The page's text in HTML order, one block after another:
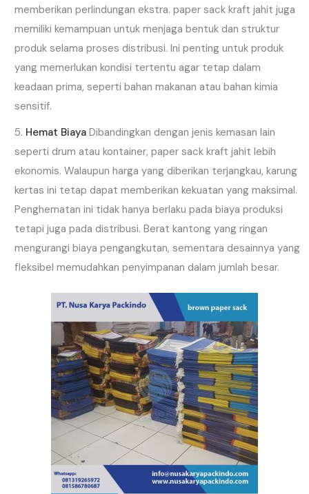
memberikan perlindungan ekstra. paper sack kraft jahit juga
memiliki kemampuan untuk menjaga bentuk dan struktur
produk selama proses distribusi. Ini penting untuk produk
yang memerlukan kondisi tertentu agar tetap dalam
keadaan prima, seperti bahan makanan atau bahan kimia
sensitif.
Hemat Biaya Dibandingkan dengan jenis kemasan lain
seperti drum atau kontainer, paper sack kraft jahit lebih
ekonomis. Walaupun harga yang diberikan terjangkau, karung
kertas ini tetap dapat memberikan kekuatan yang maksimal.
Penghematan ini tidak hanya berlaku pada biaya produksi
tetapi juga pada distribusi. Berat kantong yang ringan
mengurangi biaya pengangkutan, sementara desainnya yang
fleksibel memudahkan penyimpanan dalam jumlah besar.